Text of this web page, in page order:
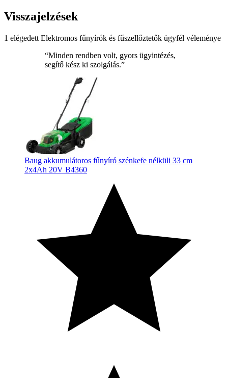
Visszajelzések
1 elégedett Elektromos fűnyírók és fűszellőztetők ügyfél véleménye
“Minden rendben volt, gyors ügyintézés,
segítő kész ki szolgálás.”
Baug akkumulátoros fűnyíró szénkefe nélküli 33 cm
2x4Ah 20V B4360